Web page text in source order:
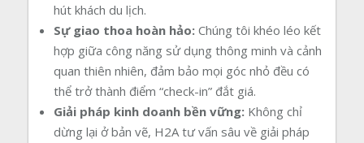
hút khách du lịch.
Sự giao thoa hoàn hảo: Chúng tôi khéo léo kết
hợp giữa công năng sử dụng thông minh và cảnh
quan thiên nhiên, đảm bảo mọi góc nhỏ đều có
thể trở thành điểm “check-in” đắt giá.
Giải pháp kinh doanh bền vững: Không chỉ
dừng lại ở bản vẽ, H2A tư vấn sâu về giải pháp